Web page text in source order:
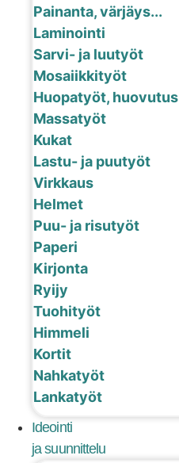
Painanta, värjäys...
Laminointi
Sarvi- ja luutyöt
Mosaiikkityöt
Huopatyöt, huovutus
Massatyöt
Kukat
Lastu- ja puutyöt
Virkkaus
Helmet
Puu- ja risutyöt
Paperi
Kirjonta
Ryijy
Tuohityöt
Himmeli
Kortit
Nahkatyöt
Lankatyöt
Ideointi
ja suunnittelu